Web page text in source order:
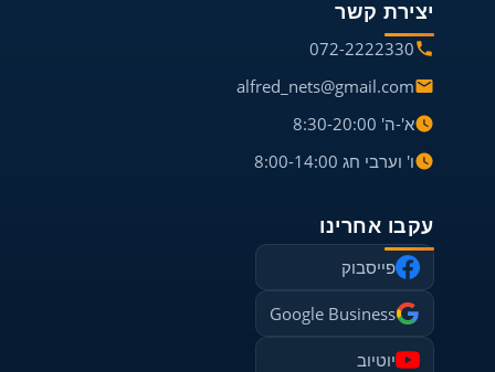
יצירת קשר
072-2222330
alfred_nets@gmail.com
א'-ה' 8:30-20:00
ו' וערבי חג 8:00-14:00
עקבו אחרינו
פייסבוק
Google Business
יוטיוב